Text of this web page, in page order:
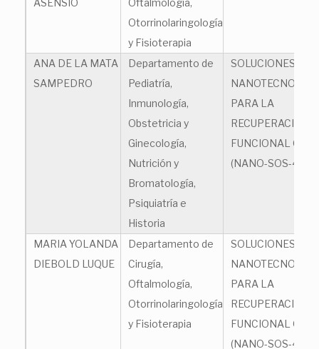
Otorrinolaringología
y Fisioterapia
ANA DE LA MATA
SAMPEDRO
Departamento de
Pediatría,
Inmunología,
Obstetricia y
Ginecología,
Nutrición y
Bromatología,
Psiquiatría e
Historia
SOLUCIONES
PARA LA
RECUPERACIÓN
FUNCIONAL
(NANO-SOS-
MARIA YOLANDA
DIEBOLD LUQUE
Departamento de
Cirugía,
Oftalmología,
Otorrinolaringología
y Fisioterapia
SOLUCIONES
PARA LA
RECUPERACIÓN
FUNCIONAL
(NANO-SOS-